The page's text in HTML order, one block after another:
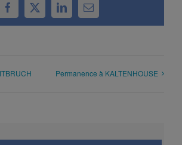
Facebook
X LinkedInEmail
Permanence à KALTENHOUSE